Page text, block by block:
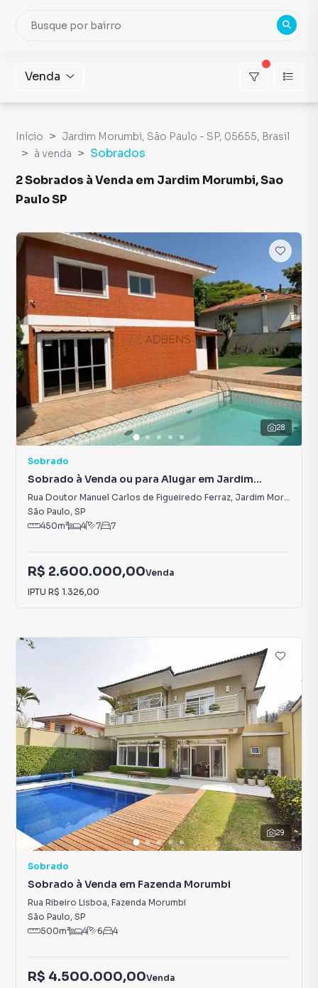
Venda
Início
Jardim Morumbi, São Paulo - SP, 05655, Brasil
à venda
Sobrados
2 Sobrados à Venda em Jardim Morumbi, Sao
Paulo SP
28
Sobrado
Sobrado à Venda ou para Alugar em Jardim
Morumbi
Rua Doutor Manuel Carlos de Figueiredo Ferraz, Jardim Morumbi
São Paulo, SP
450m² 4 7 7
R$ 2.600.000,00Venda
IPTU R$ 1.326,00
29
Sobrado
Sobrado à Venda em Fazenda Morumbi
Rua Ribeiro Lisboa, Fazenda Morumbi
São Paulo, SP
500m² 4 6 4
R$ 4.500.000,00Venda